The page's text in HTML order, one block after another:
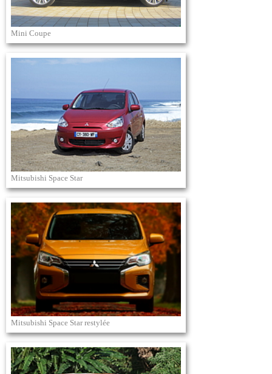
Mini Coupe
Mitsubishi Space Star
Mitsubishi Space Star restylée